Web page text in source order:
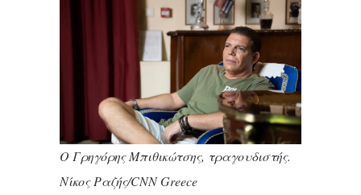
Ο Γρηγόρης Μπιθικώτσης, τραγουδιστής.
Νίκος Ραζής/CNN Greece